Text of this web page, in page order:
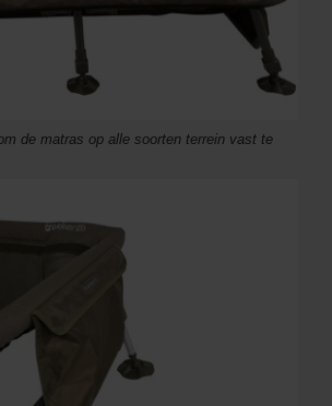
de matras op alle soorten terrein vast te